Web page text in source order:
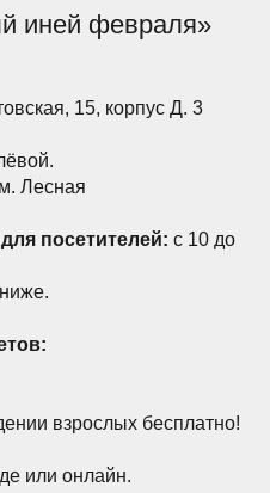
иней февраля»
15, корпус Д. 3
Лесная
посетителей: с 10 до
взрослых бесплатно!
или онлайн.